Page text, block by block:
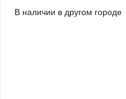
В наличии в другом городе